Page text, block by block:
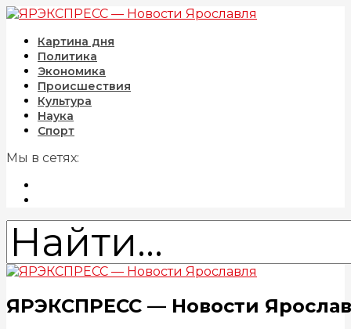
Картина дня
Политика
Экономика
Происшествия
Культура
Наука
Спорт
Мы в сетях:
ЯРЭКСПРЕСС — Новости